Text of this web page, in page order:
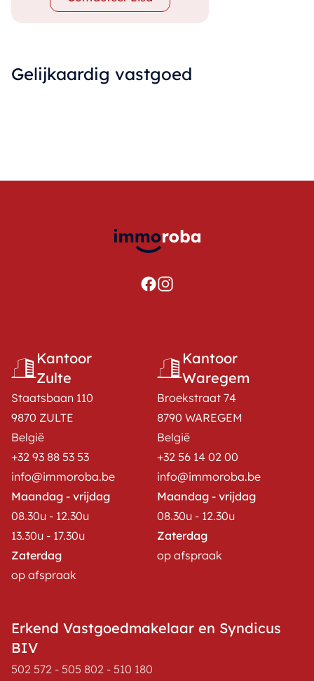
Gelijkaardig vastgoed
Kantoor
Zulte
Staatsbaan 110
9870 ZULTE
België
+32 93 88 53 53
info@immoroba.be
Maandag - vrijdag
08.30u - 12.30u
13.30u - 17.30u
Zaterdag
op afspraak
Kantoor
Waregem
Broekstraat 74
8790 WAREGEM
België
+32 56 14 02 00
info@immoroba.be
Maandag - vrijdag
08.30u - 12.30u
Zaterdag
op afspraak
Erkend Vastgoedmakelaar en Syndicus
BIV
502 572 - 505 802 - 510 180